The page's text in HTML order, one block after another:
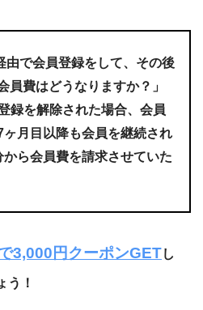
由で会員登録をして、その後
員費はどうなりますか？」
録を解除された場合、会員
月目以降も会員を継続され
ら会員費を請求させていた
3,000円クーポンGETし
う！